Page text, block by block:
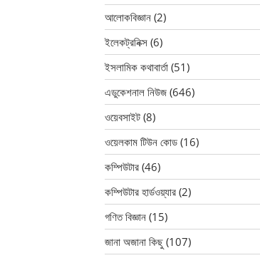
আলোকবিজ্ঞান (2)
ইলেকট্রনিক্স (6)
ইসলামিক কথাবার্তা (51)
এডুকেশনাল নিউজ (646)
ওয়েবসাইট (8)
ওয়েলকাম টিউন কোড (16)
কম্পিউটার (46)
কম্পিউটার হার্ডওয়্যার (2)
গণিত বিজ্ঞান (15)
জানা অজানা কিছু (107)